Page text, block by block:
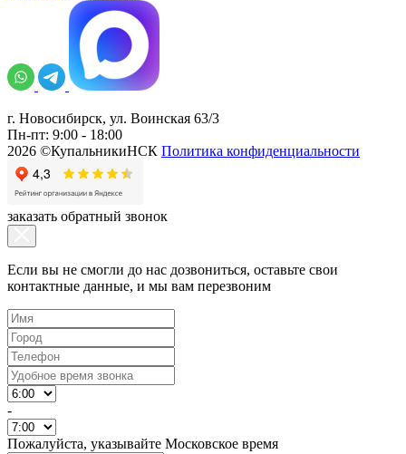
г. Новосибирск, ул. Воинская 63/3
Пн-пт: 9:00 - 18:00
2026 ©КупальникиНСК Политика конфиденциальности
заказать обратный звонок
Если вы не смогли до нас дозвониться, оставьте свои
контактные данные, и мы вам перезвоним
-
Пожалуйста, указывайте Московское время